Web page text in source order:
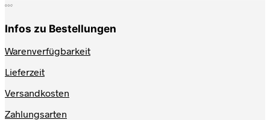
Infos zu Bestellungen
Warenverfügbarkeit
Lieferzeit
Versandkosten
Zahlungsarten